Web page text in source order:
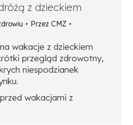
z dzieckiem
Przez CMZ
wakacje z dzieckiem
przegląd zdrowotny,
niespodzianek
wakacjami z